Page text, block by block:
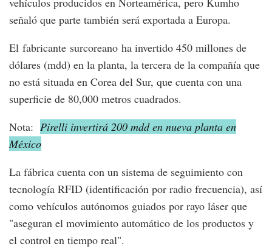
señaló que parte también será exportada a Europa.
El fabricante surcoreano ha invertido 450 millones de
dólares (mdd) en la planta, la tercera de la compañía que
no está situada en Corea del Sur, que cuenta con una
superficie de 80,000 metros cuadrados.
Nota: Pirelli invertirá 200 mdd en nueva planta en
México
La fábrica cuenta con un sistema de seguimiento con
tecnología RFID (identificación por radio frecuencia), así
como vehículos autónomos guiados por rayo láser que
"aseguran el movimiento automático de los productos y
el control en tiempo real".